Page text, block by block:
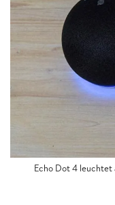
Echo Dot 4 leuchtet